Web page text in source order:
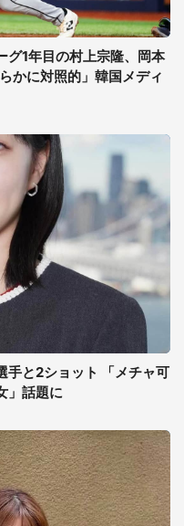
グ1年目の村上宗隆、岡本
かに対照的」韓国メディ
手と2ショット 「メチャ可
」話題に